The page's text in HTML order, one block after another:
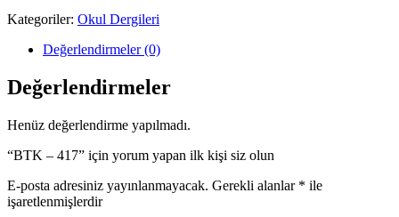
Kategoriler: Okul Dergileri
Değerlendirmeler (0)
Değerlendirmeler
Henüz değerlendirme yapılmadı.
“BTK – 417” için yorum yapan ilk kişi siz olun
E-posta adresiniz yayınlanmayacak. Gerekli alanlar * ile
işaretlenmişlerdir